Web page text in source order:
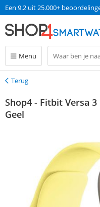
Een 9.2 uit 25.000+
Menu
Terug
Terug
Shop4 - Fitbit Versa
Geel